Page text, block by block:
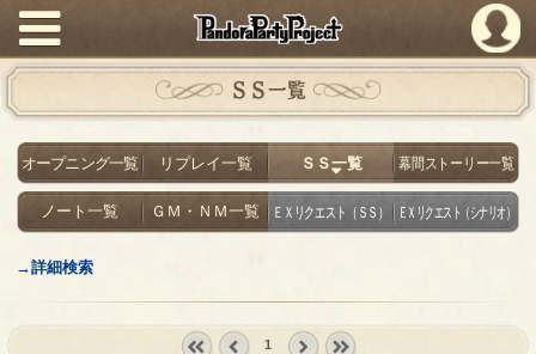
PandoraPartyProject
ＳＳ一覧
オープニング一覧 リプレイ一覧 ＳＳ一覧 幕間ストーリー一覧
ノート一覧 ＧＭ・ＮＭ一覧 ＥＸリクエスト（ＳＳ） ＥＸリクエスト（シナリオ）
→詳細検索
1